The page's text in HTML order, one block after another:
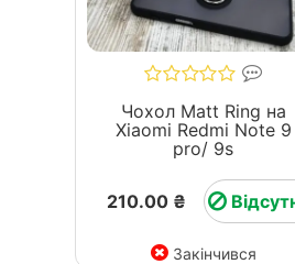
Чохол Matt Ring на
Xiaomi Redmi Note 9
pro/ 9s
210.00 ₴
Закінчився